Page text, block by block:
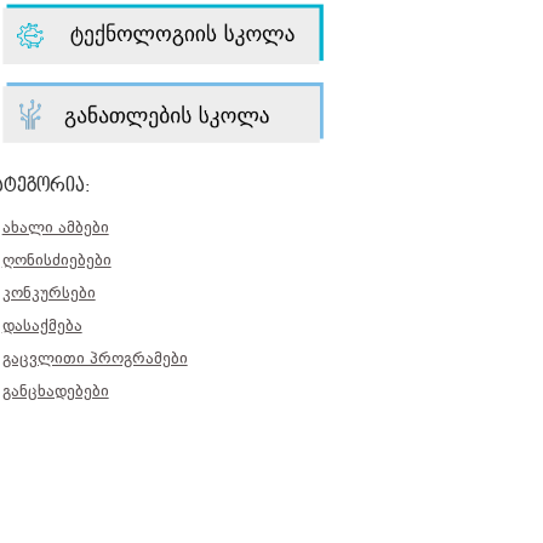
ახალი ამბები
ღონისძიებები
კონკურსები
დასაქმება
გაცვლითი პროგრამები
განცხადებები